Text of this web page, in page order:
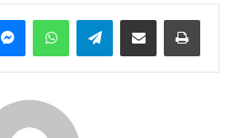
MessengerWhatsAppTelegramCompartir por correo electrónico